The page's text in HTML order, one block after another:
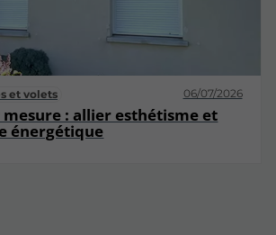
et volets 06/07/2026
mesure : allier esthétisme et
énergétique